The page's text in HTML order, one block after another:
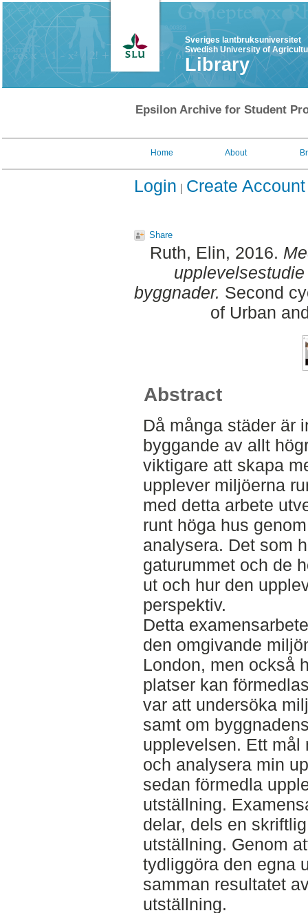
Sveriges lantbruksuniversitet
Swedish University of
Library
Epsilon Archive for Student
Home About
Login Create Account
Share
Ruth, Elin, 2016.
byggnader. Second
of Urban
Abstract
Då många städer är
byggande av allt
viktigare att skapa
upplever miljöerna
med detta arbete
runt höga hus
analysera. Det som
gaturummet och de
ut och hur den
perspektiv.
Detta
den omgivande
London, men också
platser kan
var att undersöka
samt om
upplevelsen. Ett mål
och analysera min
sedan förmedla
utställning.
delar, dels en
utställning. Genom
tydliggöra den egna
samman resultatet
utställning.